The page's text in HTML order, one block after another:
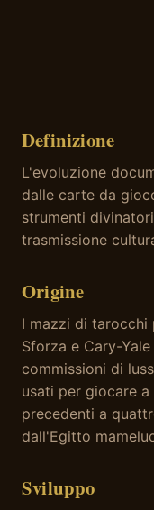
Definizione
L'evoluzione
dalle carte da
strumenti
trasmissione
Origine
I mazzi di
Sforza e Cary-
commissioni di
usati per giocare
precedenti a
dall'Egitto
Sviluppo